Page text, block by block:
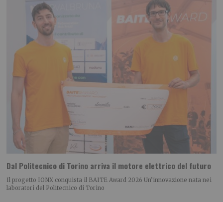
Dal Politecnico di Torino arriva il motore elettrico del futuro
Il progetto IONX conquista il BAITE Award 2026 Un’innovazione nata nei
laboratori del Politecnico di Torino